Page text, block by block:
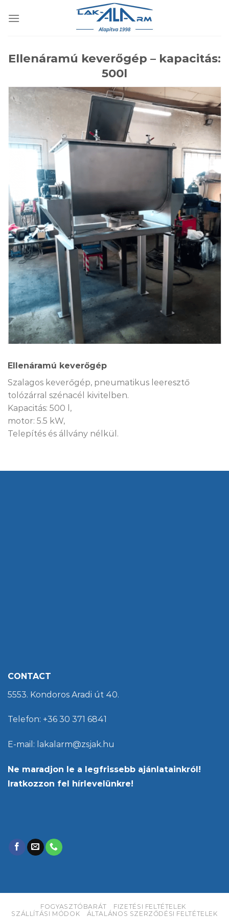
Ellenáramú keverőgép – kapacitás:
500l
Ellenáramú keverőgép
Szalagos keverőgép, pneumatikus leeresztő
tolózárral szénacél kivitelben.
Kapacitás: 500 l,
motor: 5.5 kW,
Telepítés és állvány nélkül.
CONTACT
5553. Kondoros Aradi út 40.
Telefon: +36 30 371 6841
E-mail: lakalarm@zsjak.hu
Ne maradjon le a legfrissebb ajánlatainkról!
Iratkozzon fel hírlevelünkre!
FOGYASZTÓBARÁT
FIZETÉSI FELTÉTELEK
SZÁLLÍTÁSI MÓDOK
ÁLTALÁNOS SZERZŐDÉSI FELTÉTELEK